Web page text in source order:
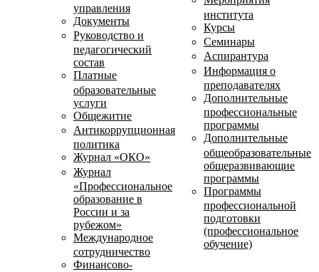
управления
Документы
Руководство и
педагогический
состав
Платные
образовательные
услуги
Общежитие
Антикоррупционная
политика
Журнал «ОКО»
Журнал
«Профессиональное
образование в
России и за
рубежом»
Международное
сотрудничество
Финансово-
института
Курсы
Семинары
Аспирантура
Информация о
преподавателях
Дополнительные
профессиональные
программы
Дополнительные
общеобразовательные
общеразвивающие
программы
Программы
профессиональной
подготовки
(профессиональное
обучение)